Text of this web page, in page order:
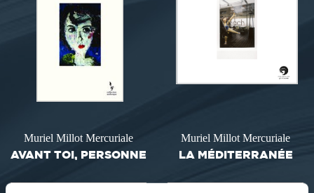
Muriel Millot Mercuriale
AVANT TOI, PERSONNE
Muriel Millot Mercuriale
LA MÉDITERRANÉE